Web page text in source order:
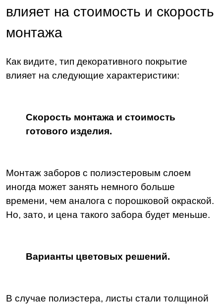
влияет на стоимость и скорость
монтажа
Как видите, тип декоративного покрытие
влияет на следующие характеристики:
Скорость монтажа и стоимость
готового изделия.
Монтаж заборов с полиэстеровым слоем
иногда может занять немного больше
времени, чем аналога с порошковой окраской.
Но, зато, и цена такого забора будет меньше.
Варианты цветовых решений.
В случае полиэстера, листы стали толщиной